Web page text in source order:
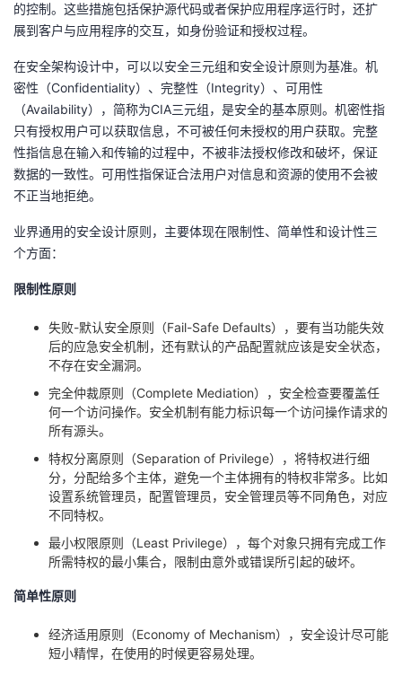
的控制。这些措施包括保护源代码或者保护应用程序运行时，还扩
展到客户与应用程序的交互，如身份验证和授权过程。
在安全架构设计中，可以以安全三元组和安全设计原则为基准。机
密性（Confidentiality）、完整性（Integrity）、可用性
（Availability），简称为CIA三元组，是安全的基本原则。机密性指
只有授权用户可以获取信息，不可被任何未授权的用户获取。完整
性指信息在输入和传输的过程中，不被非法授权修改和破坏，保证
数据的一致性。可用性指保证合法用户对信息和资源的使用不会被
不正当地拒绝。
业界通用的安全设计原则，主要体现在限制性、简单性和设计性三
个方面：
限制性原则
失败-默认安全原则（Fail-Safe Defaults），要有当功能失效
后的应急安全机制，还有默认的产品配置就应该是安全状态，
不存在安全漏洞。
完全仲裁原则（Complete Mediation），安全检查要覆盖任
何一个访问操作。安全机制有能力标识每一个访问操作请求的
所有源头。
特权分离原则（Separation of Privilege），将特权进行细
分，分配给多个主体，避免一个主体拥有的特权非常多。比如
设置系统管理员，配置管理员，安全管理员等不同角色，对应
不同特权。
最小权限原则（Least Privilege），每个对象只拥有完成工作
所需特权的最小集合，限制由意外或错误所引起的破坏。
简单性原则
经济适用原则（Economy of Mechanism），安全设计尽可能
短小精悍，在使用的时候更容易处理。